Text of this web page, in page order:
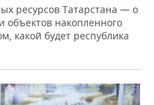
ресурсов Татарстана — о
объектов накопленного
какой будет республика